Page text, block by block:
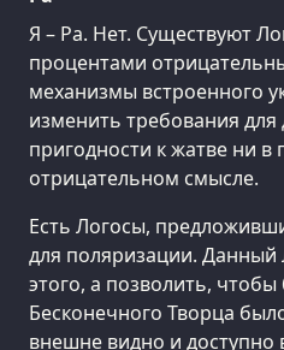
Я – Ра. Нет. Существуют
процентами
механизмы встроенного
изменить требования для
пригодности к жатве ни
отрицательном смысле.
Есть Логосы,
для поляризации. Данный
этого, а позволить,
Бесконечного Творца
внешне видно и доступно